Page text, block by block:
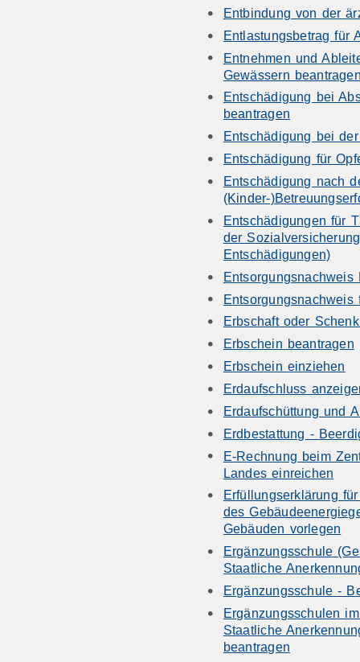
Entbindung von der
Entlastungsbetrag für
Entnehmen und
Gewässern
Entschädigung bei
beantragen
Entschädigung bei
Entschädigung für
Entschädigung nach
(Kinder-
Entschädigungen für
der
Entschädigungen)
Entsorgungsnachweis
Erbschaft oder
Erbschein beantragen
Erbschein einziehen
Erdaufschluss
Erdaufschüttung und
Erdbestattung -
E-Rechnung beim
Landes einreichen
Erfüllungserklärung
des
Gebäuden vorlegen
Ergänzungsschule
Staatliche
Ergänzungsschule -
Ergänzungsschulen
Staatliche
beantragen